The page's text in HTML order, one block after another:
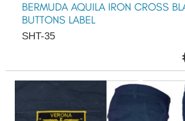
BERMUDA AQUILA IRON CROSS
BUTTONS LABEL
SHT-35